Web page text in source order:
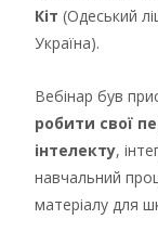
Кіт (Одеський
Україна).
Вебінар був
робити свої
інтелекту,
навчальний
матеріалу для